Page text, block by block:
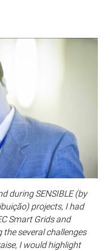
during SENSIBLE (by
projects, I had
Smart Grids and
the several challenges
I would highlight